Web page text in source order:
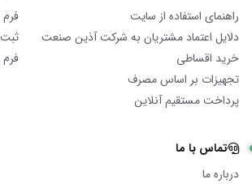
راهنمای استفاده از سایت
دلایل اعتماد مشتریان به شرکت آذین صنعت
خرید اقساطی
تجهیزات بر اساس مصرف
پرداخت مستقیم آنلاین
تماس با ما
درباره ما